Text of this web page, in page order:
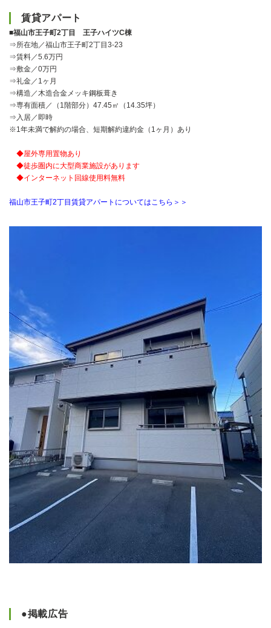
賃貸アパート
■福山市王子町2丁目 王子ハイツC棟
⇒所在地／福山市王子町2丁目3-23
⇒賃料／5.6万円
⇒敷金／0万円
⇒礼金／1ヶ月
⇒構造／木造合金メッキ鋼板葺き
⇒専有面積／（1階部分）47.45㎡（14.35坪）
⇒入居／即時
※1年未満で解約の場合、短期解約違約金（1ヶ月）あり
◆屋外専用置物あり
◆徒歩圏内に大型商業施設があります
◆インターネット回線使用料無料
福山市王子町2丁目賃貸アパートについてはこちら＞＞
●掲載広告